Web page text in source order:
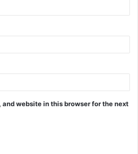
and website in this browser for the next